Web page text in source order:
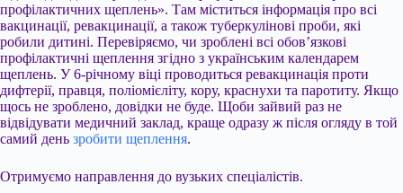
профілактичних щеплень». Там міститься інформація про всі
вакцинації, ревакцинації, а також туберкулінові проби, які
робили дитині. Перевіряємо, чи зроблені всі обов’язкові
профілактичні щеплення згідно з українським календарем
щеплень. У 6-річному віці проводиться ревакцинація проти
дифтерії, правця, поліомієліту, кору, краснухи та паротиту. Якщо
щось не зроблено, довідки не буде. Щоби зайвий раз не
відвідувати медичний заклад, краще одразу ж після огляду в той
самий день зробити щеплення.
Отримуємо направлення до вузьких спеціалістів.